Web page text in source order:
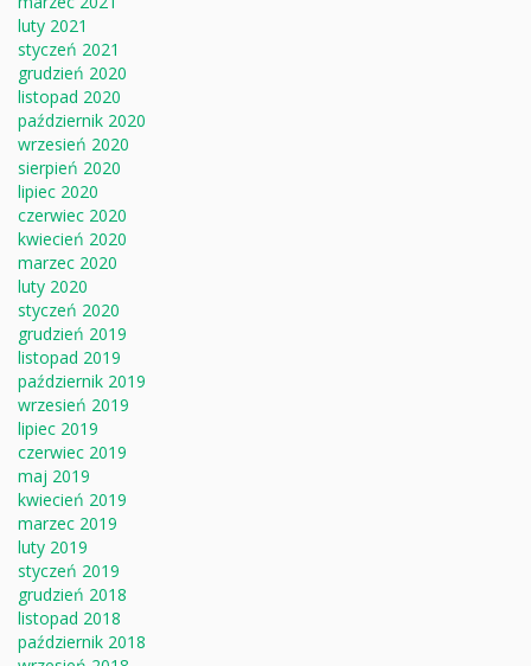
luty 2021
styczeń 2021
grudzień 2020
listopad 2020
październik 2020
wrzesień 2020
sierpień 2020
lipiec 2020
czerwiec 2020
kwiecień 2020
marzec 2020
luty 2020
styczeń 2020
grudzień 2019
listopad 2019
październik 2019
wrzesień 2019
lipiec 2019
czerwiec 2019
maj 2019
kwiecień 2019
marzec 2019
luty 2019
styczeń 2019
grudzień 2018
listopad 2018
październik 2018